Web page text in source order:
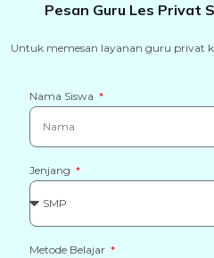
Pesan Guru Les Privat
Untuk memesan layanan guru privat
Nama Siswa
Jenjang
Metode Belajar